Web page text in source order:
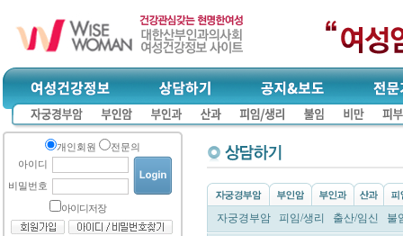
개인회원
전문의
아이디
비밀번호
아이디저장
자궁경부암 피임/생리 출산/임신 불